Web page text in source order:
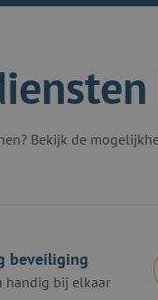
Bekijk de
beveiliging
handig bij elkaar